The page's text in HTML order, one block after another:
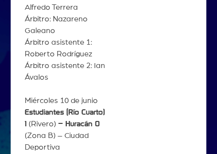
Alfredo Terrera
Árbitro: Nazareno
Galeano
Árbitro asistente 1:
Roberto Rodríguez
Árbitro asistente 2: Ian
Ávalos
Miércoles 10 de junio
Estudiantes (Río Cuarto)
1 (Rivero) – Huracán 0
(Zona B) – Ciudad
Deportiva